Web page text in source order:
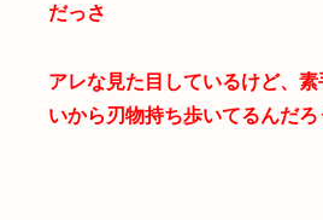
だっさ
アレな見た目しているけど、
いから刃物持ち歩いてるんだろ